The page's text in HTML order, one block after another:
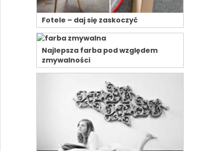
Fotele – daj się zaskoczyć
Najlepsza farba pod względem
zmywalności